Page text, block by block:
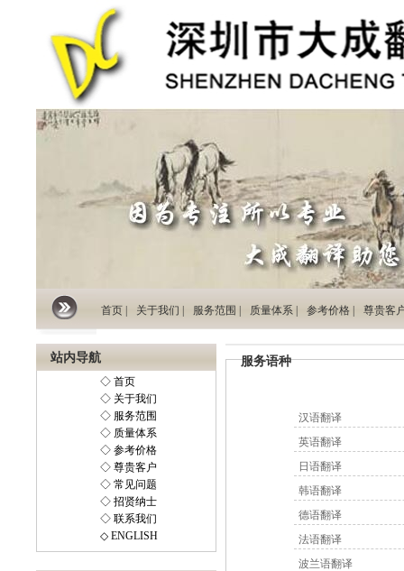
首页 | 关于我们 | 服务范围 | 质量体系 | 参考价格 | 尊贵客
站内导航
◇ 首页
◇ 关于我们
◇ 服务范围
◇ 质量体系
◇ 参考价格
◇ 尊贵客户
◇ 常见问题
◇ 招贤纳士
◇ 联系我们
◇ ENGLISH
服务语种
汉语翻译
英语翻译
日语翻译
韩语翻译
德语翻译
法语翻译
波兰语翻译